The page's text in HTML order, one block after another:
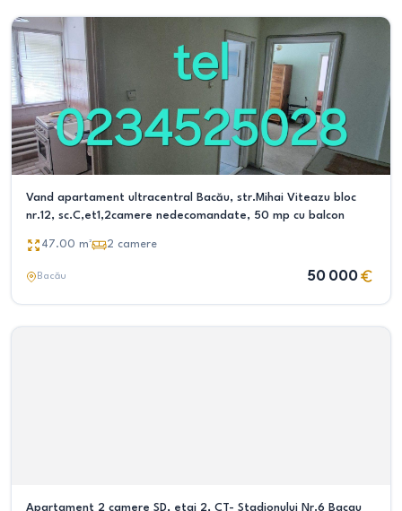
Vand apartament ultracentral Bacău, str.Mihai Viteazu bloc
nr.12, sc.C,et1,2camere nedecomandate, 50 mp cu balcon
47.00 m² 2 camere
Bacău 50 000
Apartament 2 camere SD, etaj 2, CT- Stadionului Nr.6 Bacau